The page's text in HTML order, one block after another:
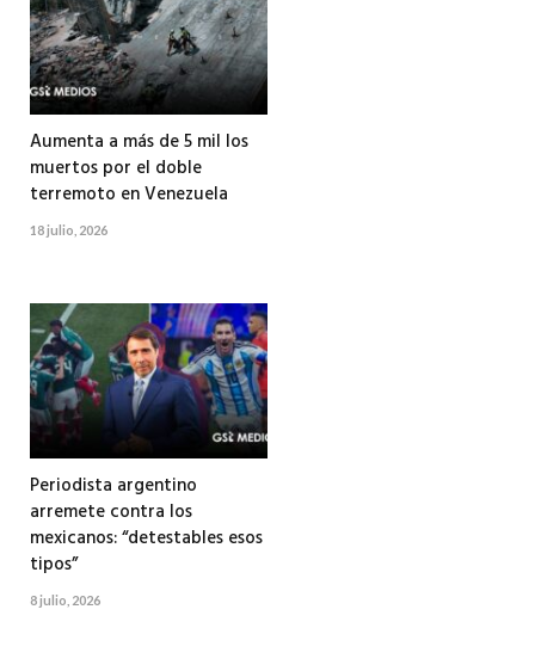
Aumenta a más de 5 mil los
muertos por el doble
terremoto en Venezuela
18 julio, 2026
Periodista argentino
arremete contra los
mexicanos: “detestables esos
tipos”
8 julio, 2026